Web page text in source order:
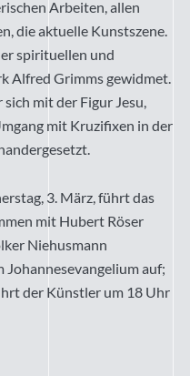
Arbeiten, allen
die aktuelle Kunstszene.
spirituellen und
Alfred Grimms gewidmet.
mit der Figur Jesu,
mit Kruzifixen in der
3. März, führt das
mit Hubert Röser
Niehusmann
Johannesevangelium auf;
der Künstler um 18 Uhr